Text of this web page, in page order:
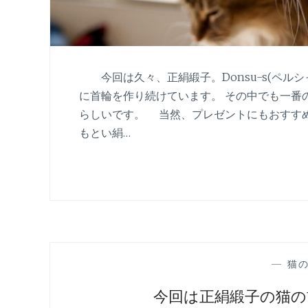
今回は久々、正絹緞子。Donsu-s(ペルシ
に首輪を作り続けています。 その中でも一
らしいです。 当然、プレゼントにもおす
もとい絹…
— 猫
今回は正絹緞子の猫